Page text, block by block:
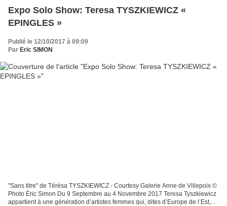
Expo Solo Show: Teresa TYSZKIEWICZ «
EPINGLES »
Publié le 12/10/2017 à 09:09
Par Eric SIMON
"Sans titre" de Térésa TYSZKIEWICZ - Courtesy Galerie Anne de Villepoix ©
Photo Éric Simon Du 9 Septembre au 4 Novembre 2017 Teresa Tyszkiewicz
appartient à une génération d’artistes femmes qui, dites d’Europe de l’Est,